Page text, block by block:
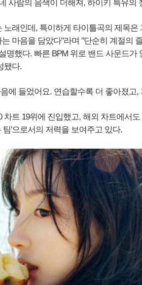
사람의 음색이 더해져, 하이키 특유의
노래인데, 특이하게 타이틀곡의 제목
마음을 담았다"라며 "단순히 계절의
명했다. 빠른 BPM 위로 밴드 사운드
됐다.
에 들었어요. 연습할수록 더 좋아졌고
차트 19위에 진입했고, 해외 차트에서
'으로서의 저력을 보여주고 있다.